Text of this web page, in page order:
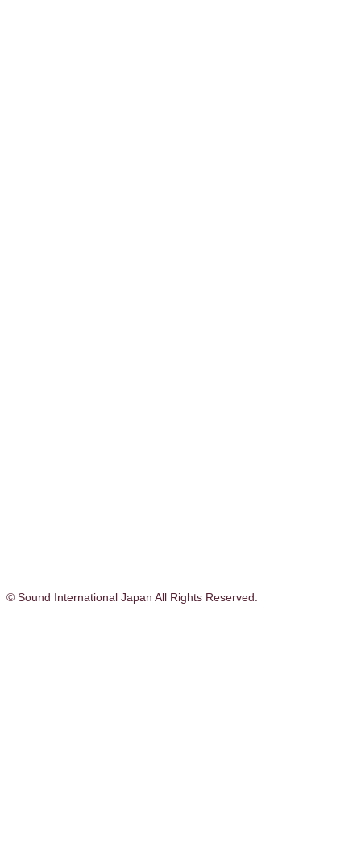
© Sound International Japan All Rights Reserved.